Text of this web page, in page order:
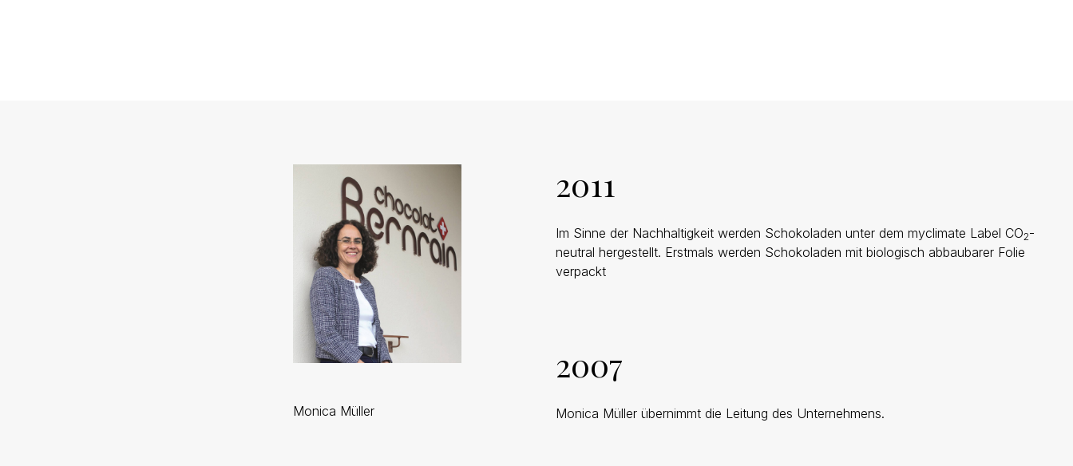
Monica Müller
2011
Im Sinne der Nachhaltigkeit werden Schokoladen unter dem myclimate Label CO2-
neutral hergestellt. Erstmals werden Schokoladen mit biologisch abbaubarer Folie
verpackt
2007
Monica Müller übernimmt die Leitung des Unternehmens.